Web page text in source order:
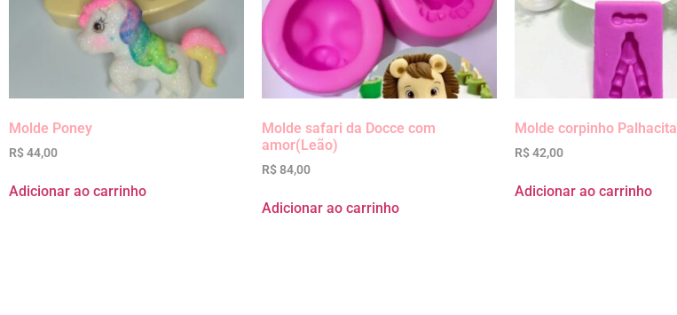
Molde Poney
R$44,00
Adicionar ao carrinho
Molde safari da Docce com
amor(Leão)
R$84,00
Adicionar ao carrinho
Molde corpinho Palhacita
R$42,00
Adicionar ao carrinho